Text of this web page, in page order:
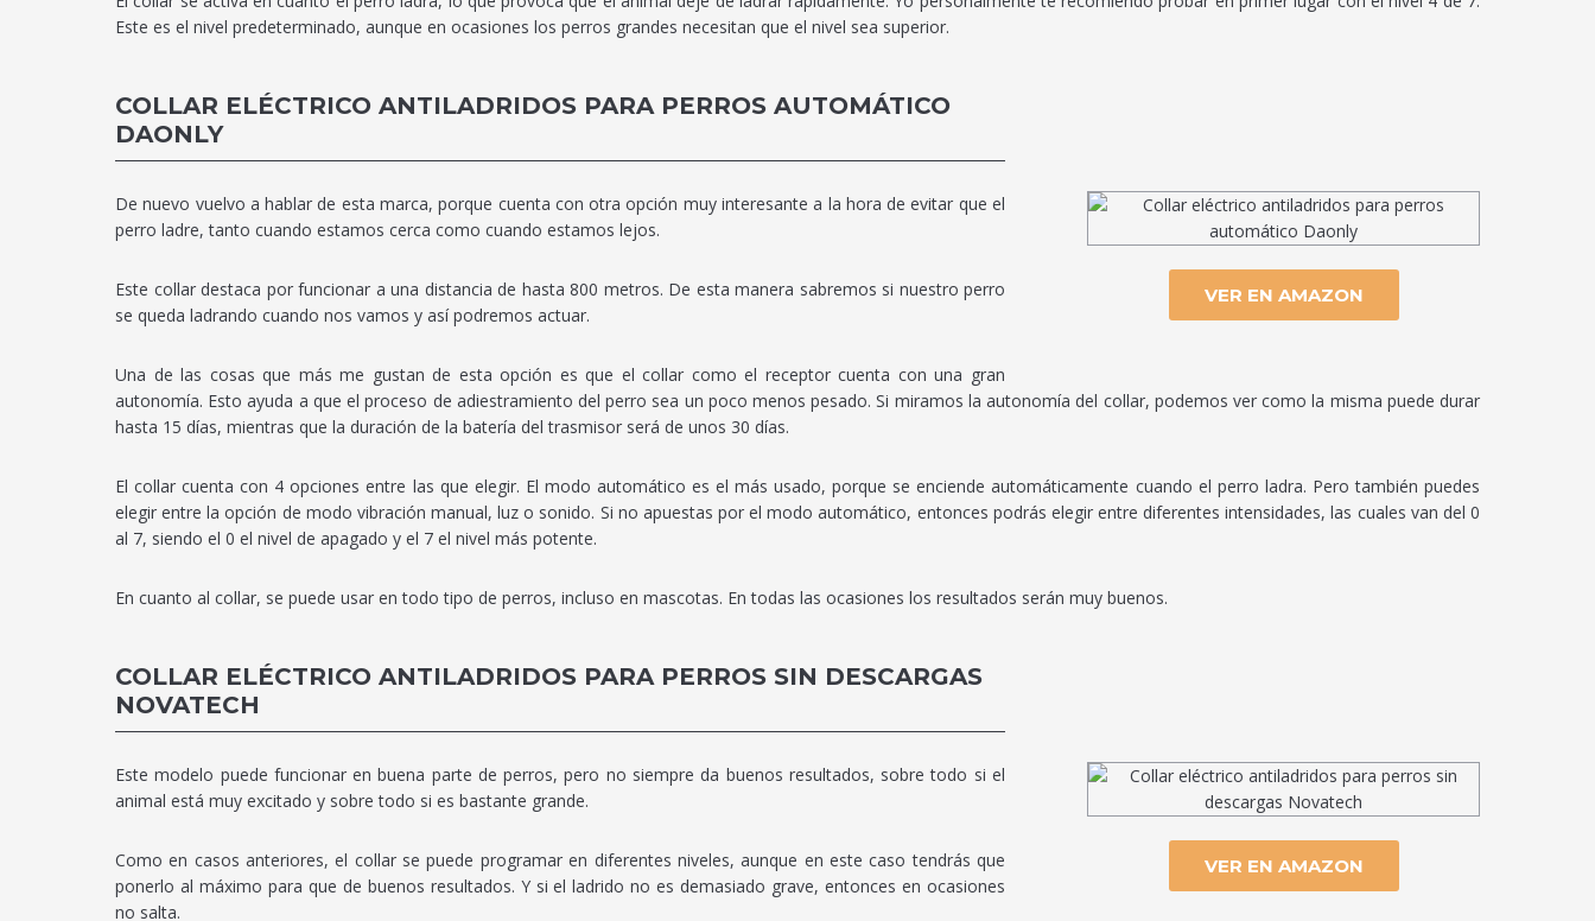
Este es el nivel predeterminado, aunque en ocasiones los perros grandes necesitan que el nivel sea superior.
COLLAR ELÉCTRICO ANTILADRIDOS PARA PERROS AUTOMÁTICO
DAONLY
VER EN AMAZON
De nuevo vuelvo a hablar de esta marca, porque cuenta con otra opción muy interesante a la hora de evitar que el
perro ladre, tanto cuando estamos cerca como cuando estamos lejos.
Este collar destaca por funcionar a una distancia de hasta 800 metros. De esta manera sabremos si nuestro perro
se queda ladrando cuando nos vamos y así podremos actuar.
Una de las cosas que más me gustan de esta opción es que el collar como el receptor cuenta con una gran
autonomía. Esto ayuda a que el proceso de adiestramiento del perro sea un poco menos pesado. Si miramos la autonomía del collar, podemos ver como la misma puede durar
hasta 15 días, mientras que la duración de la batería del trasmisor será de unos 30 días.
El collar cuenta con 4 opciones entre las que elegir. El modo automático es el más usado, porque se enciende automáticamente cuando el perro ladra. Pero también puedes
elegir entre la opción de modo vibración manual, luz o sonido. Si no apuestas por el modo automático, entonces podrás elegir entre diferentes intensidades, las cuales van del 0
al 7, siendo el 0 el nivel de apagado y el 7 el nivel más potente.
En cuanto al collar, se puede usar en todo tipo de perros, incluso en mascotas. En todas las ocasiones los resultados serán muy buenos.
COLLAR ELÉCTRICO ANTILADRIDOS PARA PERROS SIN DESCARGAS
NOVATECH
VER EN AMAZON
Este modelo puede funcionar en buena parte de perros, pero no siempre da buenos resultados, sobre todo si el
animal está muy excitado y sobre todo si es bastante grande.
Como en casos anteriores, el collar se puede programar en diferentes niveles, aunque en este caso tendrás que
ponerlo al máximo para que de buenos resultados. Y si el ladrido no es demasiado grave, entonces en ocasiones
no salta.